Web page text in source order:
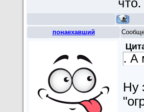
что.
понаехавший
. А
Ну